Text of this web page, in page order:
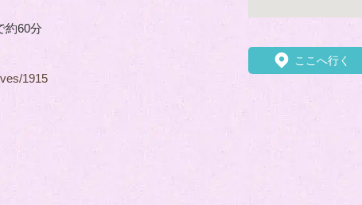
約60分
1915
ここへ行く